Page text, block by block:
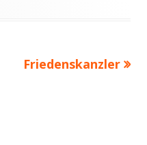
Nächster
Friedenskanzler